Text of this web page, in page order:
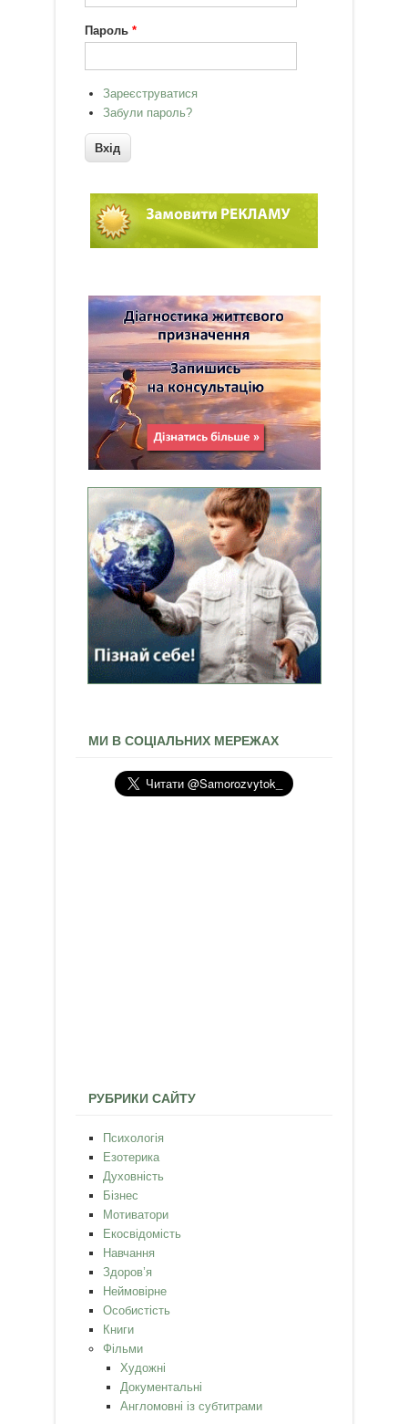
Пароль*
Зареєструватися
Забули пароль?
МИ В СОЦІАЛЬНИХ МЕРЕЖАХ
РУБРИКИ САЙТУ
Психологія
Езотерика
Духовність
Бізнес
Мотиватори
Екосвідомість
Навчання
Здоров’я
Неймовірне
Особистість
Книги
Фільми
Художні
Документальні
Англомовні із субтитрами